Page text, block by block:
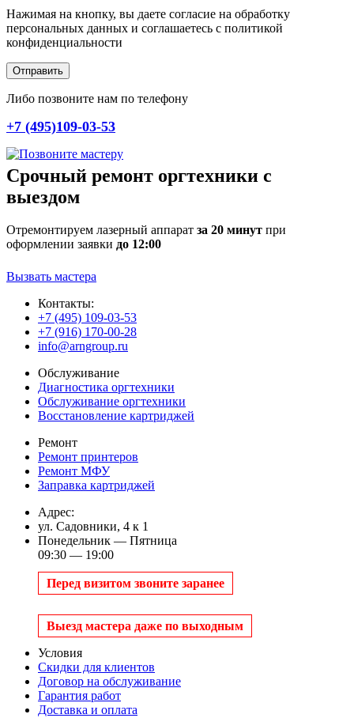
Нажимая на кнопку, вы даете согласие на обработку
персональных данных и соглашаетесь c политикой
конфиденциальности
Отправить
Либо позвоните нам по телефону
+7 (495)109-03-53
Срочный ремонт оргтехники с
выездом
Отремонтируем лазерный аппарат за 20 минут при
оформлении заявки до 12:00
Вызвать мастера
Контакты:
+7 (495) 109-03-53
+7 (916) 170-00-28
info@arngroup.ru
Обслуживание
Диагностика оргтехники
Обслуживание оргтехники
Восстановление картриджей
Ремонт
Ремонт принтеров
Ремонт МФУ
Заправка картриджей
Адрес:
ул. Садовники, 4 к 1
Понедельник — Пятница
09:30 — 19:00
Перед визитом звоните заранее
Выезд мастера даже по выходным
Условия
Скидки для клиентов
Договор на обслуживание
Гарантия работ
Доставка и оплата